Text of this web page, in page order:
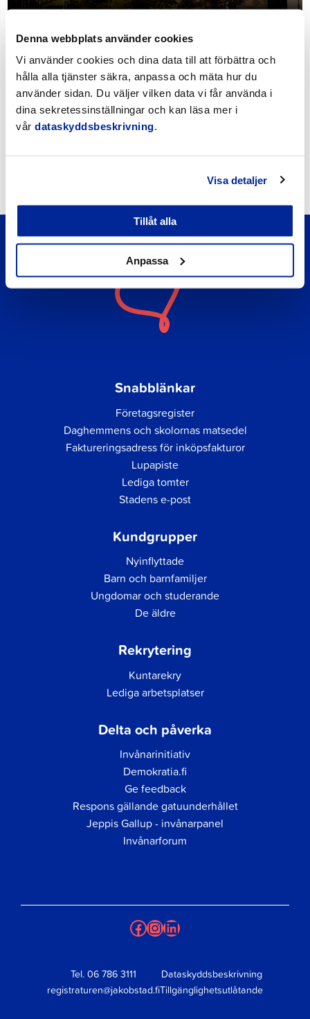
Denna webbplats använder cookies
Vi använder cookies och dina data till att förbättra och
hålla alla tjänster säkra, anpassa och mäta hur du
använder sidan. Du väljer vilken data vi får använda i
dina sekretessinställningar och kan läsa mer i
vår dataskyddsbeskrivning.
Visa detaljer
Tillåt alla
Anpassa
Snabblänkar
Företagsregister
Daghemmens och skolornas matsedel
Faktureringsadress för inköpsfakturor
Lupapiste
Lediga tomter
Stadens e-post
Kundgrupper
Nyinflyttade
Barn och barnfamiljer
Ungdomar och studerande
De äldre
Rekrytering
Kuntarekry
Lediga arbetsplatser
Delta och påverka
Invånarinitiativ
Demokratia.fi
Ge feedback
Respons gällande gatuunderhållet
Jeppis Gallup - invånarpanel
Invånarforum
Facebook
Instagram
LinkedIn
Tel. 06 786 3111
registraturen@jakobstad.fi
Dataskyddsbeskrivning
Tillgänglighetsutlåtande